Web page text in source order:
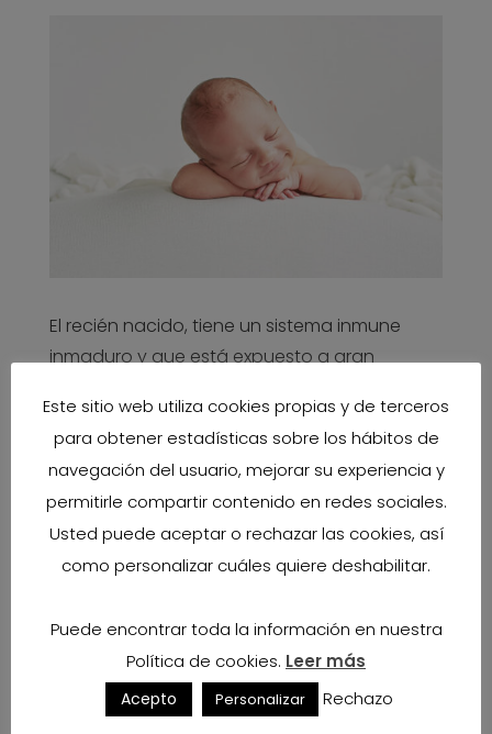
El recién nacido, tiene un sistema inmune
inmaduro y que está expuesto a gran
mismo momento del nacimiento.
La mayoría de infecciones que atacan a los
seres humanos tienen como vía de entrada
las mucosas, por lo que la capacidad
inmunomoduladora que le confiere la leche
La leche protege al lactante de forma pasiva
y activa ya que posee riqueza en
Este sitio web utiliza cookies propias y de terceros
para obtener estadísticas sobre los hábitos de
navegación del usuario, mejorar su experiencia y
permitirle compartir contenido en redes sociales.
Usted puede aceptar o rechazar las cookies, así
como personalizar cuáles quiere deshabilitar.
Puede encontrar toda la información en nuestra
Política de cookies. Leer más
Acepto Personalizar Rechazo